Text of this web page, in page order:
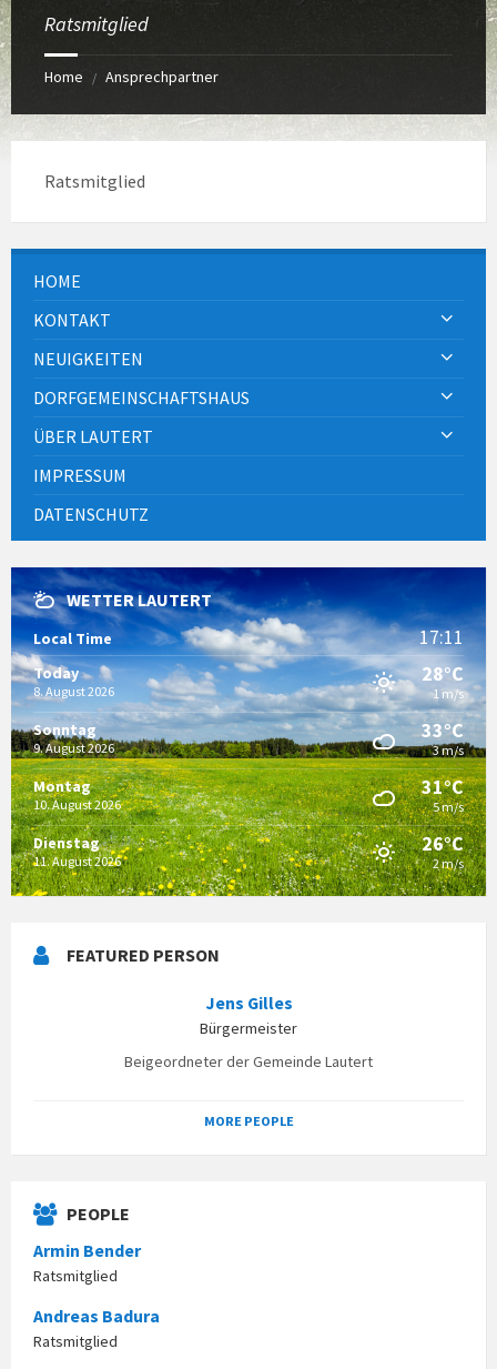
Ratsmitglied
Home / Ansprechpartner
Ratsmitglied
HOME
KONTAKT
NEUIGKEITEN
DORFGEMEINSCHAFTSHAUS
ÜBER LAUTERT
IMPRESSUM
DATENSCHUTZ
WETTER LAUTERT
Local Time 17:11
Today
8. August 2026
28°C
1 m/s
Sonntag
9. August 2026
33°C
3 m/s
Montag
10. August 2026
31°C
5 m/s
Dienstag
11. August 2026
26°C
2 m/s
FEATURED PERSON
Jens Gilles
Bürgermeister
Beigeordneter der Gemeinde Lautert
MORE PEOPLE
PEOPLE
Armin Bender
Ratsmitglied
Andreas Badura
Ratsmitglied